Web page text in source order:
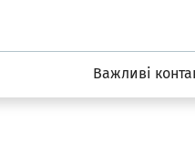
Важливі